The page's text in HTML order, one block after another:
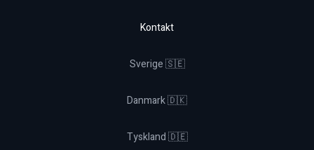
Kontakt
Sverige 🇸🇪
Danmark 🇩🇰
Tyskland 🇩🇪